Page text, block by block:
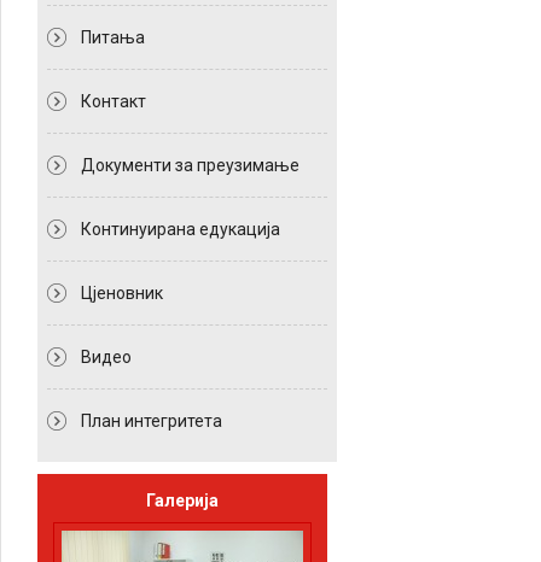
Питања
Контакт
Документи за преузимање
Континуирана едукација
Цјеновник
Видео
План интегритета
Галерија